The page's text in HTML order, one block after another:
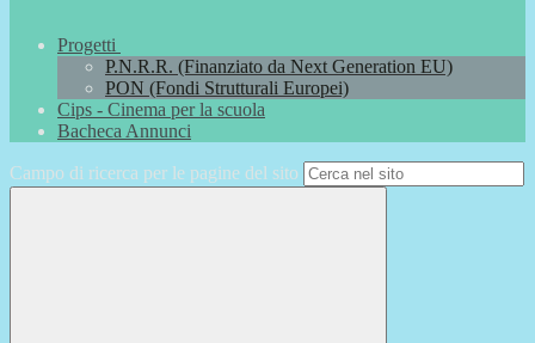
Progetti
P.N.R.R. (Finanziato da Next Generation EU)
PON (Fondi Strutturali Europei)
Cips - Cinema per la scuola
Bacheca Annunci
Campo di ricerca per le pagine del sito